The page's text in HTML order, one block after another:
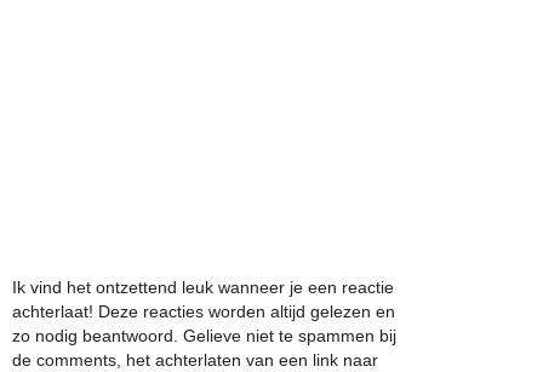
Ik vind het ontzettend leuk wanneer je een reactie
achterlaat! Deze reacties worden altijd gelezen en
zo nodig beantwoord. Gelieve niet te spammen bij
de comments, het achterlaten van een link naar